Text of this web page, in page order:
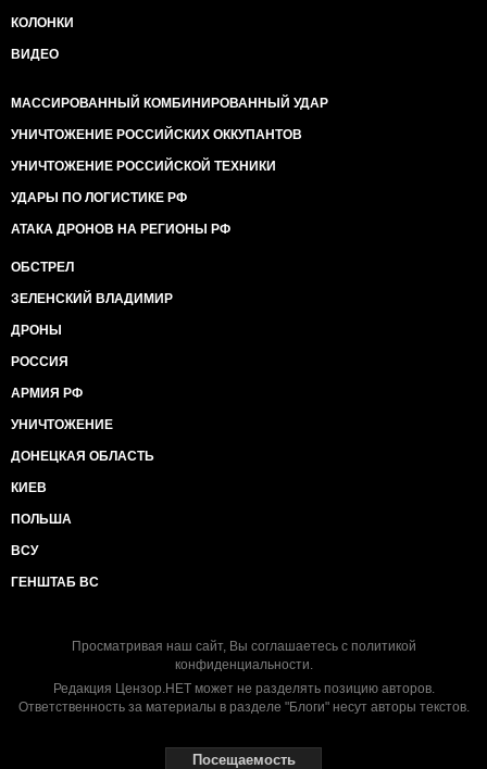
КОЛОНКИ
ВИДЕО
МАССИРОВАННЫЙ КОМБИНИРОВАННЫЙ УДАР
УНИЧТОЖЕНИЕ РОССИЙСКИХ ОККУПАНТОВ
УНИЧТОЖЕНИЕ РОССИЙСКОЙ ТЕХНИКИ
УДАРЫ ПО ЛОГИСТИКЕ РФ
АТАКА ДРОНОВ НА РЕГИОНЫ РФ
ОБСТРЕЛ
ЗЕЛЕНСКИЙ ВЛАДИМИР
ДРОНЫ
РОССИЯ
АРМИЯ РФ
УНИЧТОЖЕНИЕ
ДОНЕЦКАЯ ОБЛАСТЬ
КИЕВ
ПОЛЬША
ВСУ
ГЕНШТАБ ВС
Просматривая наш сайт, Вы соглашаетесь с политикой
конфиденциальности.
Редакция Цензор.НЕТ может не разделять позицию авторов.
Ответственность за материалы в разделе "Блоги" несут авторы текстов.
Посещаемость